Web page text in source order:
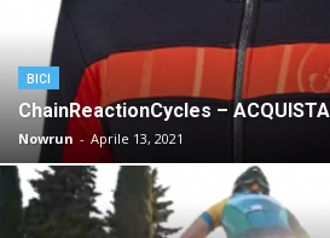
BICI
ChainReactionCycles –
Nowrun - Aprile 13, 2021